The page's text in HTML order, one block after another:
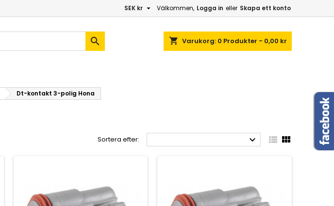
Välkommen, Logga in eller Skapa ett konto
SEK kr 
shopping_cart Varukorg: 0 Produkter - 0,00 kr

Dt-kontakt 3-polig Hona
Sortera efter:   